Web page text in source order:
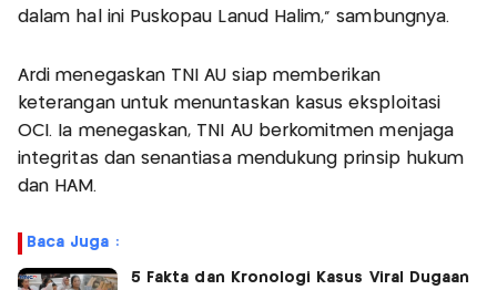
dalam hal ini Puskopau Lanud Halim," sambungnya.
Ardi menegaskan TNI AU siap memberikan
keterangan untuk menuntaskan kasus eksploitasi
OCI. Ia menegaskan, TNI AU berkomitmen menjaga
integritas dan senantiasa mendukung prinsip hukum
dan HAM.
Baca Juga :
5 Fakta dan Kronologi Kasus Viral Dugaan